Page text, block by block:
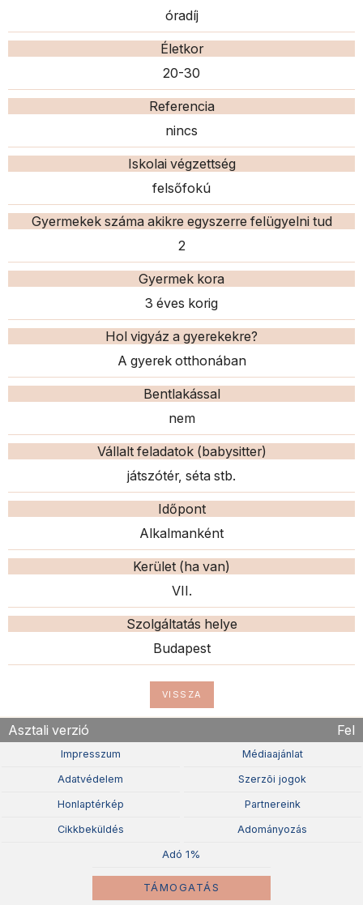
óradíj
Életkor
20-30
Referencia
nincs
Iskolai végzettség
felsőfokú
Gyermekek száma akikre egyszerre felügyelni tud
2
Gyermek kora
3 éves korig
Hol vigyáz a gyerekekre?
A gyerek otthonában
Bentlakással
nem
Vállalt feladatok (babysitter)
játszótér, séta stb.
Időpont
Alkalmanként
Kerület (ha van)
VII.
Szolgáltatás helye
Budapest
VISSZA
Asztali verzió Fel
Impresszum Médiaajánlat
Adatvédelem Szerzõi jogok
Honlaptérkép Partnereink
Cikkbeküldés Adományozás
Adó 1%
TÁMOGATÁS